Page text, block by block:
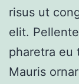
risus ut
elit.
pharetra eu
Mauris